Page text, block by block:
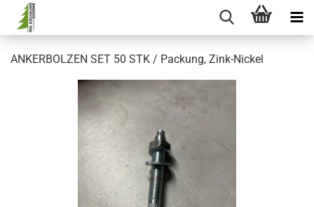
ANKERBOLZEN SET 50 STK / Packung, Zink-Nickel